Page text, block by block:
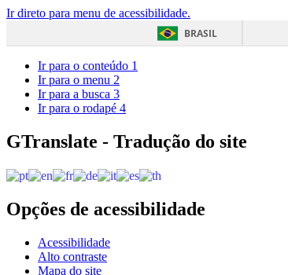
Ir direto para menu de acessibilidade.
BRASIL
Ir para o conteúdo 1
Ir para o menu 2
Ir para a busca 3
Ir para o rodapé 4
GTranslate - Tradução do site
Opções de acessibilidade
Acessibilidade
Alto contraste
Mapa do site